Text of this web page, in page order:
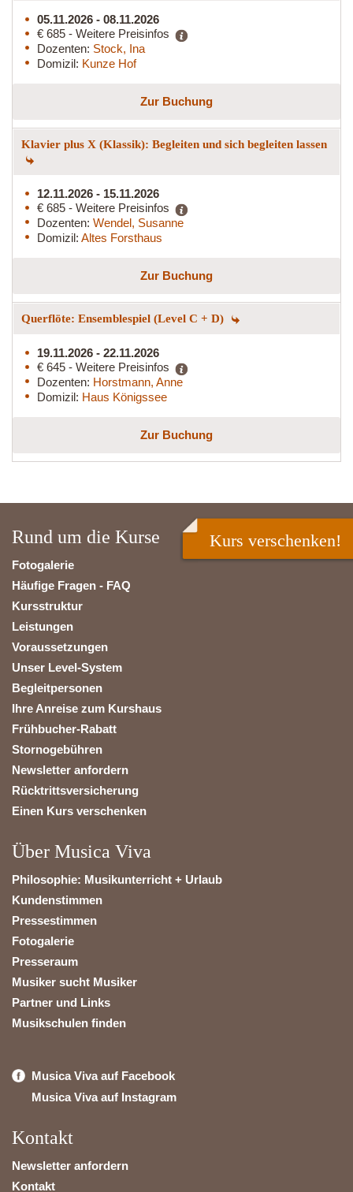
05.11.2026 - 08.11.2026
€ 685 - Weitere Preisinfos
Dozenten: Stock, Ina
Domizil: Kunze Hof
Zur Buchung
Klavier plus X (Klassik): Begleiten und sich begleiten lassen
12.11.2026 - 15.11.2026
€ 685 - Weitere Preisinfos
Dozenten: Wendel, Susanne
Domizil: Altes Forsthaus
Zur Buchung
Querflöte: Ensemblespiel (Level C + D)
19.11.2026 - 22.11.2026
€ 645 - Weitere Preisinfos
Dozenten: Horstmann, Anne
Domizil: Haus Königssee
Zur Buchung
Rund um die Kurse
Fotogalerie
Häufige Fragen - FAQ
Kursstruktur
Leistungen
Voraussetzungen
Unser Level-System
Begleitpersonen
Ihre Anreise zum Kurshaus
Frühbucher-Rabatt
Stornogebühren
Newsletter anfordern
Rücktrittsversicherung
Einen Kurs verschenken
Über Musica Viva
Philosophie: Musikunterricht + Urlaub
Kundenstimmen
Pressestimmen
Fotogalerie
Presseraum
Musiker sucht Musiker
Partner und Links
Musikschulen finden
Musica Viva auf Facebook
Musica Viva auf Instagram
Kontakt
Newsletter anfordern
Kontakt
Kurs verschenken!